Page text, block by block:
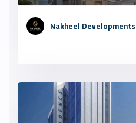
Nakheel Developments